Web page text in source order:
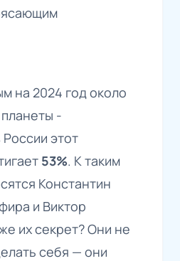
на 2024 год около
-
этот
53%. К таким
Константин
и Виктор
их секрет? Они не
себя — они